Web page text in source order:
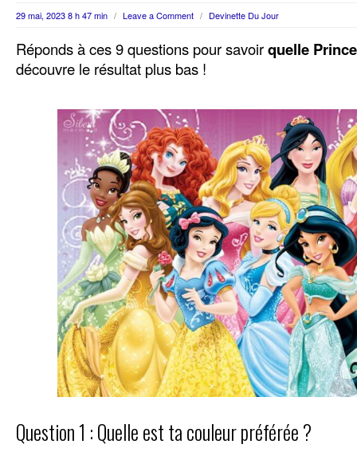
29 mai, 2023 8 h 47 min / Leave a Comment / Devinette Du Jour
Réponds à ces 9 questions pour savoirquelle
découvre le résultat plus bas !
Question 1 : Quelle est ta couleur préférée ?